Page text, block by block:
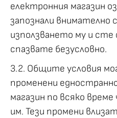
електронния магазин
запознали внимателно
използването му и сте
спазвате безусловно.
3.2. Общите условия
променени
магазин по всяко
им. Тези промени